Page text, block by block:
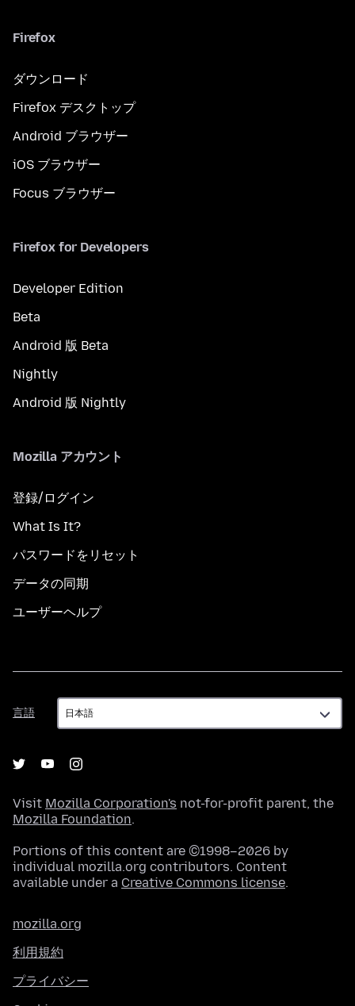
Firefox
ダウンロード
Firefox デスクトップ
Android ブラウザー
iOS ブラウザー
Focus ブラウザー
Firefox for Developers
Developer Edition
Beta
Android 版 Beta
Nightly
Android 版 Nightly
Mozilla アカウント
登録/ログイン
What Is It?
パスワードをリセット
データの同期
ユーザーヘルプ
言語
言
語
Visit Mozilla Corporation's not-for-profit parent, the
Mozilla Foundation.
Portions of this content are ©1998–2026 by
individual mozilla.org contributors. Content
available under a Creative Commons license.
mozilla.org
利用規約
プライバシー